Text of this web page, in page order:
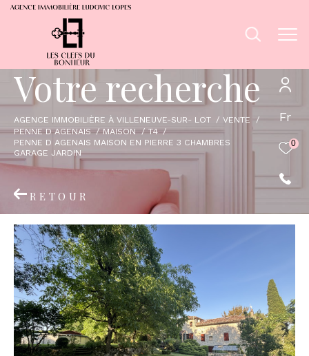
Fr
0
Votrerecherche
AGENCE IMMOBILIÈRE À VILLENEUVE-SUR- LOT
VENTE
PENNE D AGENAIS
MAISON
T4
PENNE D AGENAIS MAISON EN PIERRE 3 CHAMBRES
GARAGE JARDIN
RETOUR